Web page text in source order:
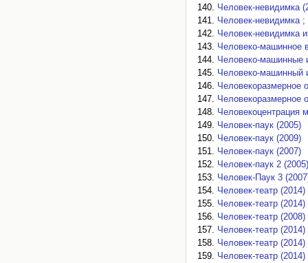
Человек-невидимка
Человек-невидимка
Человек-невидимка
Человеко-машинное
Человеко-машинные
Человеко-машинный
Человекоразмерное
Человекоразмерное
Человекоцентрация
Человек-паук (2005)
Человек-паук (2009)
Человек-паук (2007)
Человек-паук 2 (2005)
Человек-Паук 3
Человек-театр (2014)
Человек-театр (2014)
Человек-театр (2008)
Человек-театр (2014)
Человек-театр (2014)
Человек-театр (2014)